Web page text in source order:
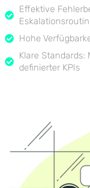
Effektive
Hohe
Klare Standards:
definierter KPIs